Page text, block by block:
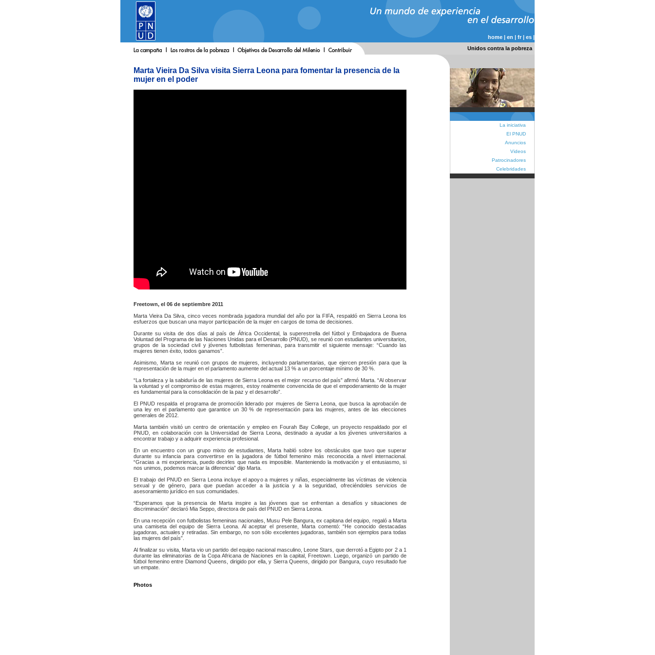
home | en | fr | es |
Unidos contra la pobreza
Marta Vieira Da Silva visita Sierra Leona para fomentar la presencia de la
mujer en el poder
Freetown, el 06 de septiembre 2011
Marta Vieira Da Silva, cinco veces nombrada jugadora mundial del año por la FIFA, respaldó en Sierra Leona los
esfuerzos que buscan una mayor participación de la mujer en cargos de toma de decisiones.
Durante su visita de dos días al país de África Occidental, la superestrella del fútbol y Embajadora de Buena
Voluntad del Programa de las Naciones Unidas para el Desarrollo (PNUD), se reunió con estudiantes universitarios,
grupos de la sociedad civil y jóvenes futbolistas femeninas, para transmitir el siguiente mensaje: “Cuando las
mujeres tienen éxito, todos ganamos”.
Asimismo, Marta se reunió con grupos de mujeres, incluyendo parlamentarias, que ejercen presión para que la
representación de la mujer en el parlamento aumente del actual 13 % a un porcentaje mínimo de 30 %.
“La fortaleza y la sabiduría de las mujeres de Sierra Leona es el mejor recurso del país” afirmó Marta. “Al observar
la voluntad y el compromiso de estas mujeres, estoy realmente convencida de que el empoderamiento de la mujer
es fundamental para la consolidación de la paz y el desarrollo”.
El PNUD respalda el programa de promoción liderado por mujeres de Sierra Leona, que busca la aprobación de
una ley en el parlamento que garantice un 30 % de representación para las mujeres, antes de las elecciones
generales de 2012.
Marta también visitó un centro de orientación y empleo en Fourah Bay College, un proyecto respaldado por el
PNUD, en colaboración con la Universidad de Sierra Leona, destinado a ayudar a los jóvenes universitarios a
encontrar trabajo y a adquirir experiencia profesional.
En un encuentro con un grupo mixto de estudiantes, Marta habló sobre los obstáculos que tuvo que superar
durante su infancia para convertirse en la jugadora de fútbol femenino más reconocida a nivel internacional.
“Gracias a mi experiencia, puedo decirles que nada es imposible. Manteniendo la motivación y el entusiasmo, si
nos unimos, podemos marcar la diferencia” dijo Marta.
El trabajo del PNUD en Sierra Leona incluye el apoyo a mujeres y niñas, especialmente las víctimas de violencia
sexual y de género, para que puedan acceder a la justicia y a la seguridad, ofreciéndoles servicios de
asesoramiento jurídico en sus comunidades.
“Esperamos que la presencia de Marta inspire a las jóvenes que se enfrentan a desafíos y situaciones de
discriminación” declaró Mia Seppo, directora de país del PNUD en Sierra Leona.
En una recepción con futbolistas femeninas nacionales, Musu Pele Bangura, ex capitana del equipo, regaló a Marta
una camiseta del equipo de Sierra Leona. Al aceptar el presente, Marta comentó: “He conocido destacadas
jugadoras, actuales y retiradas. Sin embargo, no son sólo excelentes jugadoras, también son ejemplos para todas
las mujeres del país”.
Al finalizar su visita, Marta vio un partido del equipo nacional masculino, Leone Stars, que derrotó a Egipto por 2 a 1
durante las eliminatorias de la Copa Africana de Naciones en la capital, Freetown. Luego, organizó un partido de
fútbol femenino entre Diamond Queens, dirigido por ella, y Sierra Queens, dirigido por Bangura, cuyo resultado fue
un empate.
Photos
La iniciativa
El PNUD
Anuncios
Videos
Patrocinadores
Celebridades